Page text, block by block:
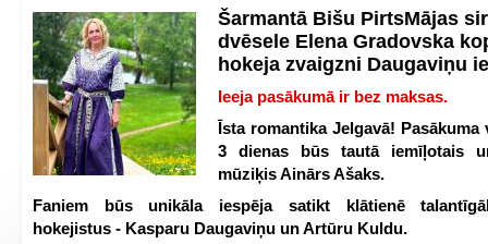
Šarmantā Bišu PirtsMājas
dvēsele Elena Gradovska
hokeja zvaigzni Daugaviņu
Ieeja pasākumā ir bez maksas.
Īsta romantika Jelgavā! Pasākuma
3 dienas būs tautā iemīļotais
mūziķis Ainārs Ašaks.
Faniem būs unikāla iespēja satikt klātienē
hokejistus - Kasparu Daugaviņu un Artūru Kuldu.